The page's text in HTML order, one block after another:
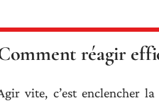
réagir
vite, c’est enclencher